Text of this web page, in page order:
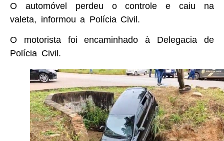
O automóvel perdeu o controle e caiu na
valeta, informou a Polícia Civil.
O motorista foi encaminhado à Delegacia de
Polícia Civil.